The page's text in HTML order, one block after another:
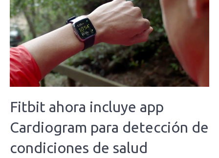
Fitbit ahora incluye app
Cardiogram para detección de
condiciones de salud